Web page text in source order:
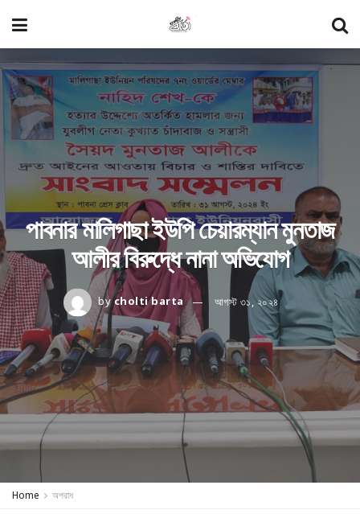
পাবনার মালিগাছা ইউপি চেয়ারম্যান মুনতাজ
আলীর বিরুদ্ধে নানা অভিযোগ
by cholti barta আগস্ট ৩১, ২০২৪
Home অপরাধ